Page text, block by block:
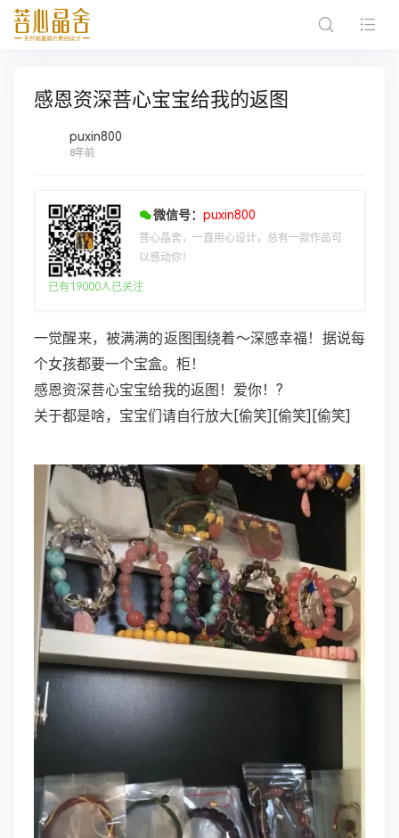
感恩资深菩心宝宝给我的返图
puxin800
8年前
微信号： puxin800
菩心晶舍，一直用心设计，总有一款作品可
以感动你！
已有19000人已关注
一觉醒来，被满满的返图围绕着～深感幸福！据说每
个女孩都要一个宝盒。柜！
感恩资深菩心宝宝给我的返图！爱你！?
关于都是啥，宝宝们请自行放大[偷笑][偷笑][偷笑]